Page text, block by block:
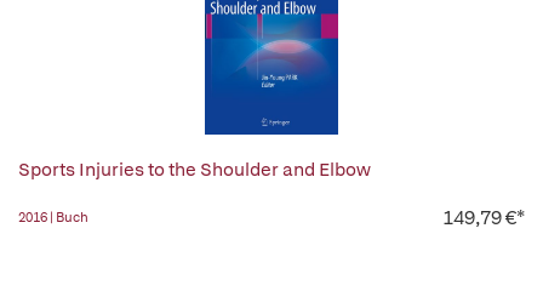
Sports Injuries to the Shoulder and Elbow
2016 | Buch 149,79 €*